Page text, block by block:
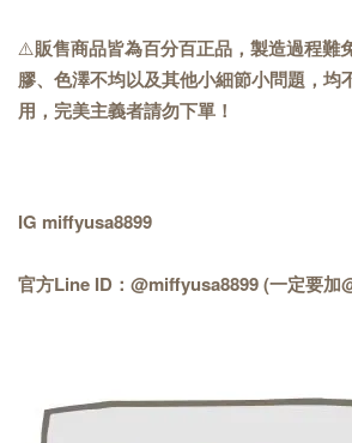
⚠️販售商品皆為百分百正品，製造過程難
膠、色澤不均以及其他小細節小問題，均
用，完美主義者請勿下單！
IG miffyusa8899
官方Line ID：@miffyusa8899 (一定要加